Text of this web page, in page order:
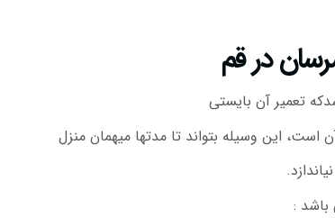
در قم
تعمیر آن بایستی
است، این وسیله بتواند تا مدتها میهمان منزل
باشد :